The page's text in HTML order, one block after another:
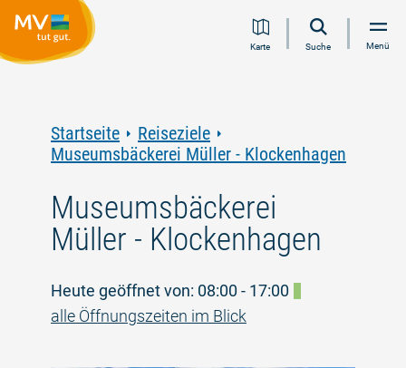
Inhalt
Navigation
Volltextsuche
FooterKarte Suche Menü
Startseite
Reiseziele
Museumsbäckerei Müller - Klockenhagen
Museumsbäckerei
Müller - Klockenhagen
Heute geöffnet von: 08:00 - 17:00
alle Öffnungszeiten im Blick